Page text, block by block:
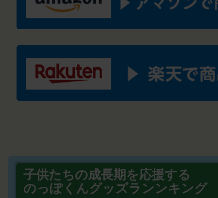
子供たちの成長期を応援する
のっぽくんグッズランンキング